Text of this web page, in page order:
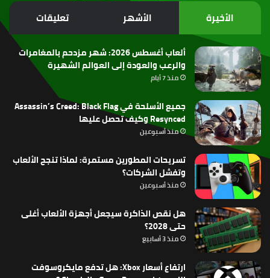
الموقع
RSS
الأخيرة الأشهر تعليقات
ألعاب أغسطس 2026: شهر مزدحم بالمغامرات
والرعب والعودة إلى العوالم الشهيرة
منذ 7 أيام
جميع الأسلحة في Assassin’s Creed: Black Flag
Resynced وكيف تحصل عليها
منذ أسبوعين
تسريحات المطورين مستمرة: لماذا تنجح الألعاب
وتفشل الشركات؟
منذ أسبوعين
هل نقص الذاكرة سيجعل أجهزة الألعاب أغلى
حتى 2028؟
منذ 3 أسابيع
ارتفاع أسعار Xbox: هل تدفع مايكروسوفت